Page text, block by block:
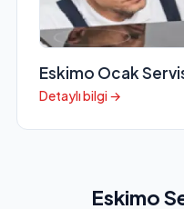
Eskimo Ocak
Detaylı bilgi →
Eskimo